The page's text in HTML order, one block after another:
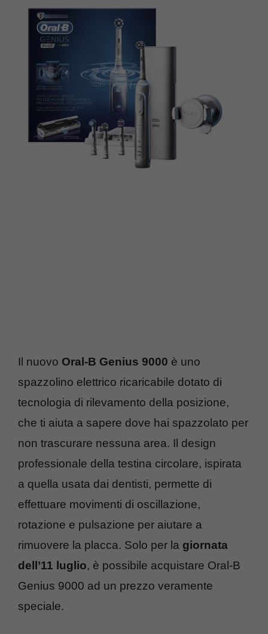
Il nuovo Oral-B Genius 9000 è uno
spazzolino elettrico ricaricabile dotato di
tecnologia di rilevamento della posizione,
che ti aiuta a sapere dove hai spazzolato per
non trascurare nessuna area. Il design
professionale della testina circolare, ispirata
a quella usata dai dentisti, permette di
effettuare movimenti di oscillazione,
rotazione e pulsazione per aiutare a
rimuovere la placca. Solo per la giornata
dell’11 luglio, è possibile acquistare Oral-B
Genius 9000 ad un prezzo veramente
speciale.